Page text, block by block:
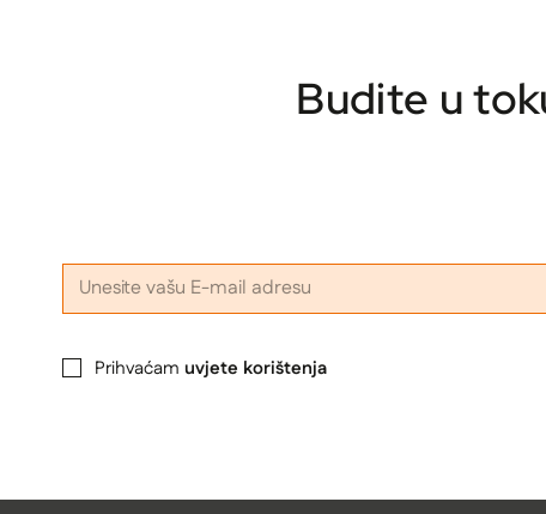
Budite u
Prihvaćam uvjete korištenja